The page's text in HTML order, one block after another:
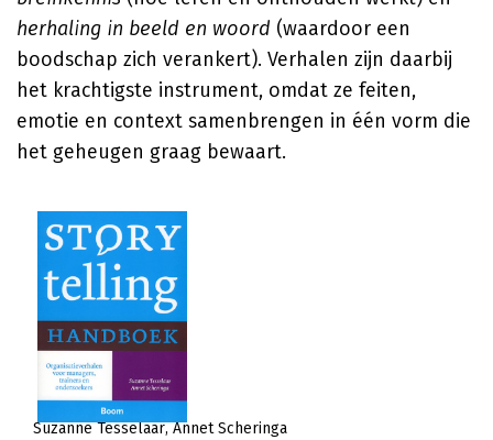
herhaling in beeld en woord (waardoor een
boodschap zich verankert). Verhalen zijn daarbij
het krachtigste instrument, omdat ze feiten,
emotie en context samenbrengen in één vorm die
het geheugen graag bewaart.
Suzanne Tesselaar Annet Scheringa